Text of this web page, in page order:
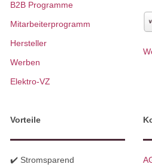
B2B Programme
Mitarbeiterprogramm
Hersteller
Werben
Elektro-VZ
Vorteile
✔️ Stromsparend